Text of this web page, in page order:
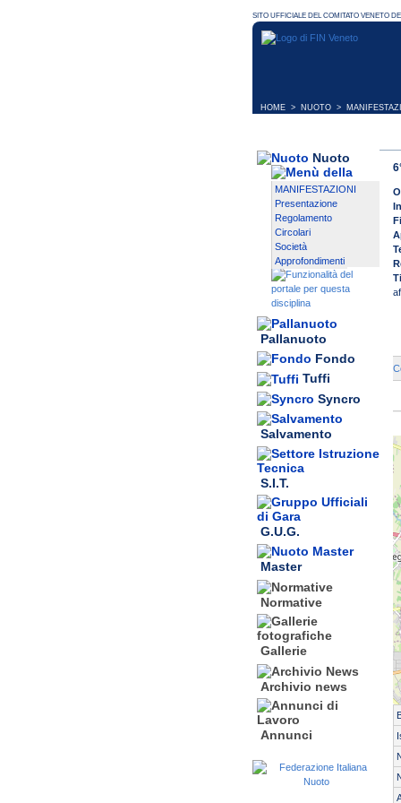
HOME > NUOTO >
Nuoto
MANIFESTAZIONI
Presentazione
Regolamento
Circolari
Società
Approfondimenti
Pallanuoto
Fondo
Tuffi
Syncro
Salvamento
S.I.T.
G.U.G.
Master
Normative
Gallerie
Archivio news
Annunci